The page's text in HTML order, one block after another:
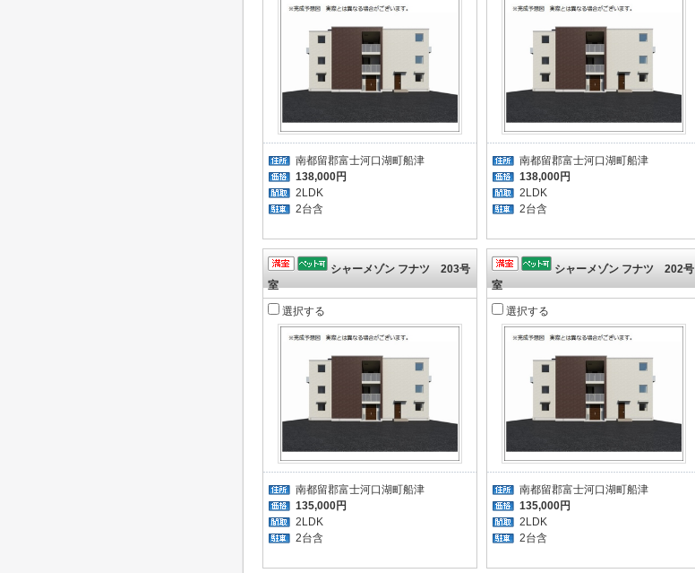
南都留郡富士河口湖町船津
138,000円
2LDK
2台含
南都留郡富士河口湖町船津
138,000円
2LDK
2台含
シャーメゾン フナツ 203号
室
選択する
南都留郡富士河口湖町船津
135,000円
2LDK
2台含
シャーメゾン フナツ 202号
室
選択する
南都留郡富士河口湖町船津
135,000円
2LDK
2台含